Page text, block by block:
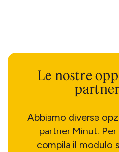
Le nostre
Abbiamo diverse
partner Minut. Per
compila il modulo